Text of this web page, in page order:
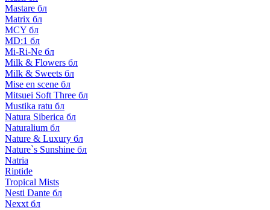
Mastare бл
Matrix бл
MCY бл
MD:1 бл
Mi-Ri-Ne бл
Milk & Flowers бл
Milk & Sweets бл
Mise en scene бл
Mitsuei Soft Three бл
Mustika ratu бл
Natura Siberica бл
Naturalium бл
Nature & Luxury бл
Nature`s Sunshine бл
Natria
Riptide
Tropical Mists
Nesti Dante бл
Nexxt бл